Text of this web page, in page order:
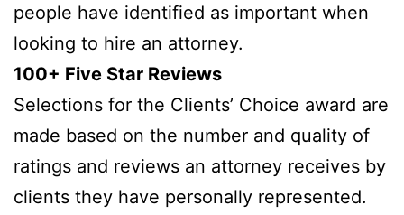
people have identified as important when
looking to hire an attorney.
100+ Five Star Reviews
Selections for the Clients’ Choice award are
made based on the number and quality of
ratings and reviews an attorney receives by
clients they have personally represented.